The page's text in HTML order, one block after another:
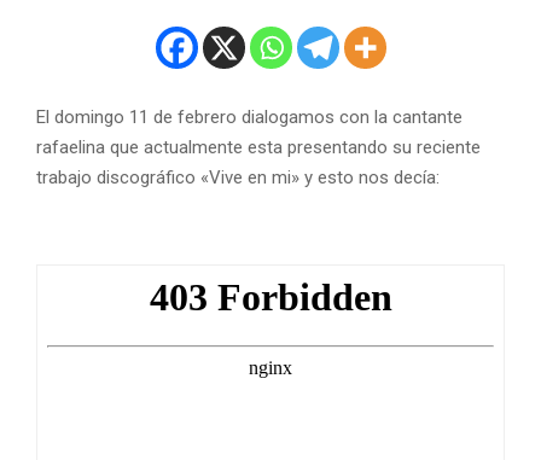
El domingo 11 de febrero dialogamos con la cantante
rafaelina que actualmente esta presentando su reciente
trabajo discográfico «Vive en mi» y esto nos decía: